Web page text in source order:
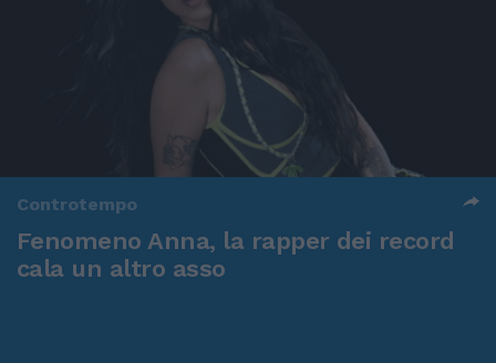
Controtempo
Fenomeno Anna, la rapper dei record
cala un altro asso